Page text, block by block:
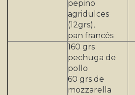
pepino
agridulces
(12grs),
pan francés
160 grs
pechuga de
pollo
60 grs de
mozzarella